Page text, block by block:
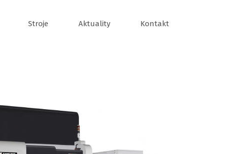
Stroje Aktuality Kontakt